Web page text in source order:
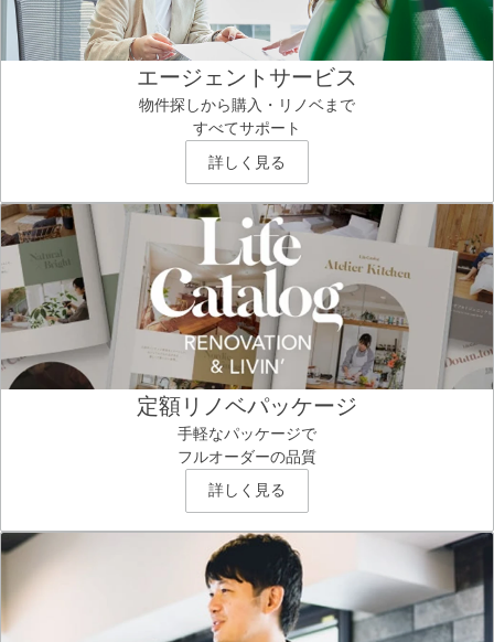
エージェントサービス
物件探しから購入・リノベまで
すべてサポート
詳しく見る
定額リノベパッケージ
手軽なパッケージで
フルオーダーの品質
詳しく見る